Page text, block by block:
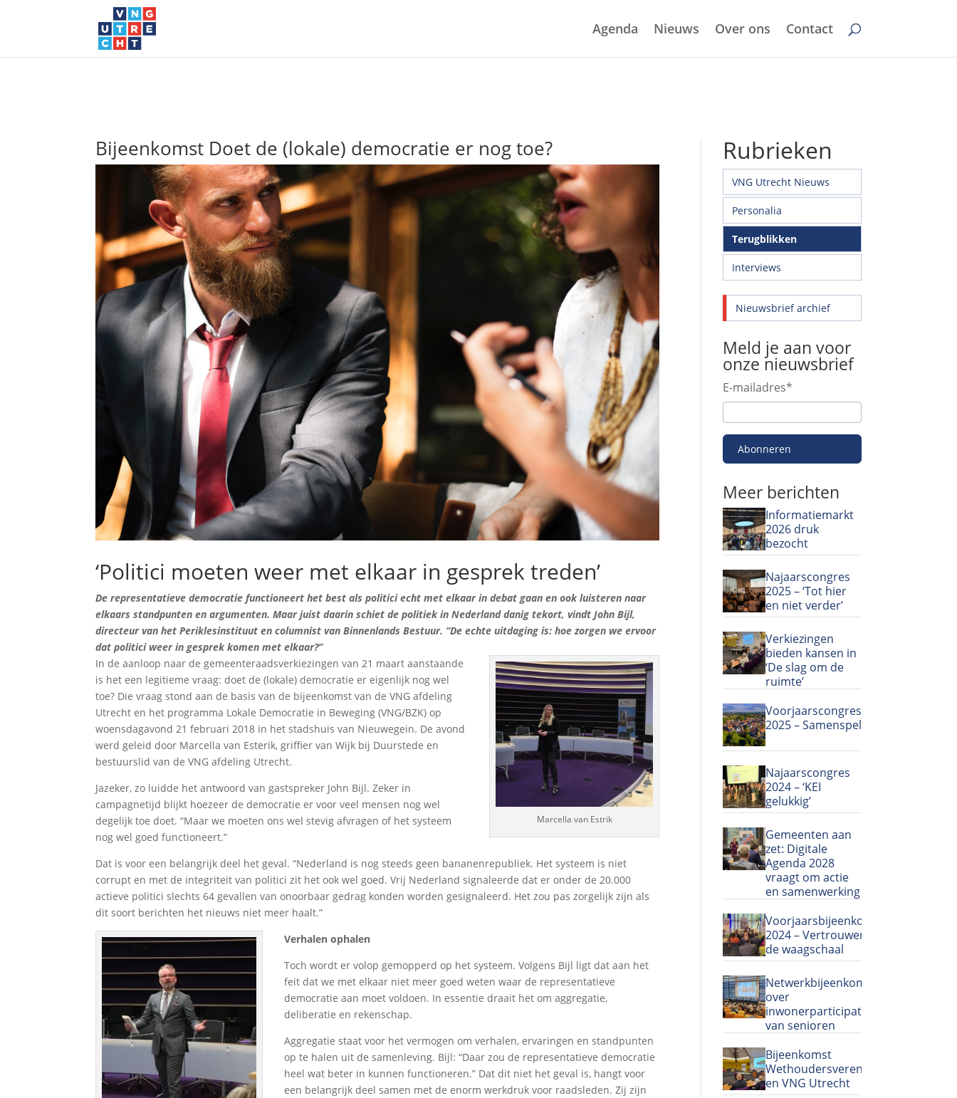
Agenda Nieuws Over ons Contact
Bijeenkomst Doet de (lokale) democratie er nog toe?
‘Politici moeten weer met elkaar in gesprek treden’
De representatieve democratie functioneert het best als politici echt met elkaar in debat gaan en ook luisteren naar
elkaars standpunten en argumenten. Maar juist daarin schiet de politiek in Nederland danig tekort, vindt John Bijl,
directeur van het Periklesinstituut en columnist van Binnenlands Bestuur. “De echte uitdaging is: hoe zorgen we ervoor
dat politici weer in gesprek komen met elkaar?”
Marcella van Estrik
In de aanloop naar de gemeenteraadsverkiezingen van 21 maart aanstaande
is het een legitieme vraag: doet de (lokale) democratie er eigenlijk nog wel
toe? Die vraag stond aan de basis van de bijeenkomst van de VNG afdeling
Utrecht en het programma Lokale Democratie in Beweging (VNG/BZK) op
woensdagavond 21 februari 2018 in het stadshuis van Nieuwegein. De avond
werd geleid door Marcella van Esterik, griffier van Wijk bij Duurstede en
bestuurslid van de VNG afdeling Utrecht.
Jazeker, zo luidde het antwoord van gastspreker John Bijl. Zeker in
campagnetijd blijkt hoezeer de democratie er voor veel mensen nog wel
degelijk toe doet. “Maar we moeten ons wel stevig afvragen of het systeem
nog wel goed functioneert.”
Dat is voor een belangrijk deel het geval. “Nederland is nog steeds geen bananenrepubliek. Het systeem is niet
corrupt en met de integriteit van politici zit het ook wel goed. Vrij Nederland signaleerde dat er onder de 20.000
actieve politici slechts 64 gevallen van onoorbaar gedrag konden worden gesignaleerd. Het zou pas zorgelijk zijn als
dit soort berichten het nieuws niet meer haalt.”
Verhalen ophalen
Toch wordt er volop gemopperd op het systeem. Volgens Bijl ligt dat aan het
feit dat we met elkaar niet meer goed weten waar de representatieve
democratie aan moet voldoen. In essentie draait het om aggregatie,
deliberatie en rekenschap.
Aggregatie staat voor het vermogen om verhalen, ervaringen en standpunten
op te halen uit de samenleving. Bijl: “Daar zou de representatieve democratie
heel wat beter in kunnen functioneren.” Dat dit niet het geval is, hangt voor
een belangrijk deel samen met de enorm werkdruk voor raadsleden. Zij zijn
Rubrieken
VNG Utrecht Nieuws
Personalia
Terugblikken
Interviews
Nieuwsbrief archief
Meld je aan voor
onze nieuwsbrief
E-mailadres*
Abonneren
Meer berichten
Informatiemarkt
2026 druk
bezocht
Najaarscongres
2025 – ‘Tot hier
en niet verder’
Verkiezingen
bieden kansen in
‘De slag om de
ruimte’
Voorjaarscongres
2025 – Samenspel
Najaarscongres
2024 – ‘KEI
gelukkig’
Gemeenten aan
zet: Digitale
Agenda 2028
vraagt om actie
en samenwerking
Voorjaarsbijeenkomst
2024 – Vertrouwen in
de waagschaal
Netwerkbijeenkomst
over
inwonerparticipatie
van senioren
Bijeenkomst
Wethoudersvereniging
en VNG Utrecht